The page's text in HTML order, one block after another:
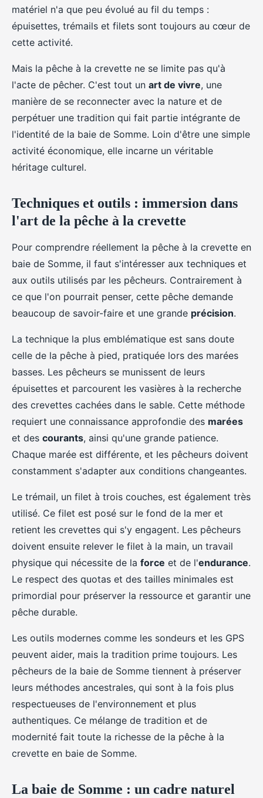
matériel n'a que peu évolué au fil du temps :
épuisettes, trémails et filets sont toujours au cœur de
cette activité.
Mais la pêche à la crevette ne se limite pas qu'à
l'acte de pêcher. C'est tout un art de vivre, une
manière de se reconnecter avec la nature et de
perpétuer une tradition qui fait partie intégrante de
l'identité de la baie de Somme. Loin d'être une simple
activité économique, elle incarne un véritable
héritage culturel.
Techniques et outils : immersion dans
l'art de la pêche à la crevette
Pour comprendre réellement la pêche à la crevette en
baie de Somme, il faut s'intéresser aux techniques et
aux outils utilisés par les pêcheurs. Contrairement à
ce que l'on pourrait penser, cette pêche demande
beaucoup de savoir-faire et une grande précision.
La technique la plus emblématique est sans doute
celle de la pêche à pied, pratiquée lors des marées
basses. Les pêcheurs se munissent de leurs
épuisettes et parcourent les vasières à la recherche
des crevettes cachées dans le sable. Cette méthode
requiert une connaissance approfondie des marées
et des courants, ainsi qu'une grande patience.
Chaque marée est différente, et les pêcheurs doivent
constamment s'adapter aux conditions changeantes.
Le trémail, un filet à trois couches, est également très
utilisé. Ce filet est posé sur le fond de la mer et
retient les crevettes qui s'y engagent. Les pêcheurs
doivent ensuite relever le filet à la main, un travail
physique qui nécessite de la force et de l'endurance.
Le respect des quotas et des tailles minimales est
primordial pour préserver la ressource et garantir une
pêche durable.
Les outils modernes comme les sondeurs et les GPS
peuvent aider, mais la tradition prime toujours. Les
pêcheurs de la baie de Somme tiennent à préserver
leurs méthodes ancestrales, qui sont à la fois plus
respectueuses de l'environnement et plus
authentiques. Ce mélange de tradition et de
modernité fait toute la richesse de la pêche à la
crevette en baie de Somme.
La baie de Somme : un cadre naturel